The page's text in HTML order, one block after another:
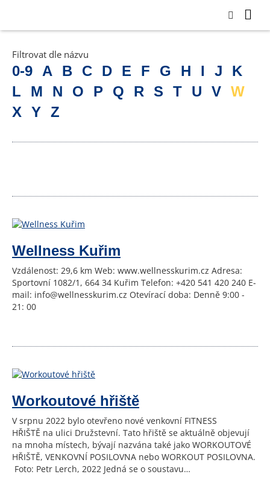
Filtrovat dle názvu
0-9 A B C D E F G H I J
K
L
M N O P Q R S T U V W
X
Y Z
Wellness Kuřim
Vzdálenost: 29,6 km Web: www.wellnesskurim.cz Adresa:
Sportovní 1082/1, 664 34 Kuřim Telefon: +420 541 420 240 E-
mail: info@wellnesskurim.cz Otevírací doba: Denně 9:00 -
21: 00
Workoutové hřiště
V srpnu 2022 bylo otevřeno nové venkovní FITNESS
HŘIŠTĚ na ulici Družstevní. Tato hřiště se aktuálně objevují
na mnoha místech, bývají nazvána také jako WORKOUTOVÉ
HŘIŠTĚ, VENKOVNÍ POSILOVNA nebo WORKOUT POSILOVNA.
Foto: Petr Lerch, 2022 Jedná se o soustavu…